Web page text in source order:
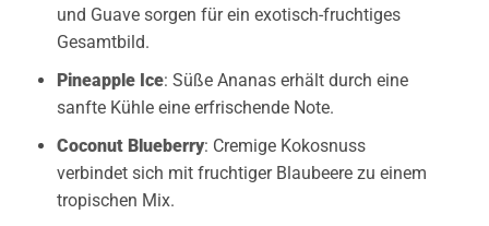
und Guave sorgen für ein exotisch-fruchtiges
Gesamtbild.
Pineapple Ice: Süße Ananas erhält durch eine
sanfte Kühle eine erfrischende Note.
Coconut Blueberry: Cremige Kokosnuss
verbindet sich mit fruchtiger Blaubeere zu einem
tropischen Mix.